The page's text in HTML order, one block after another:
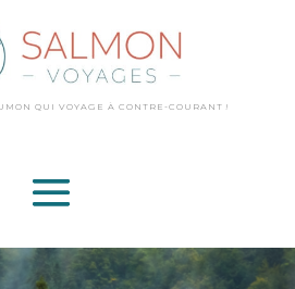
QUI VOYAGEÀ CONTRE-COURANT !